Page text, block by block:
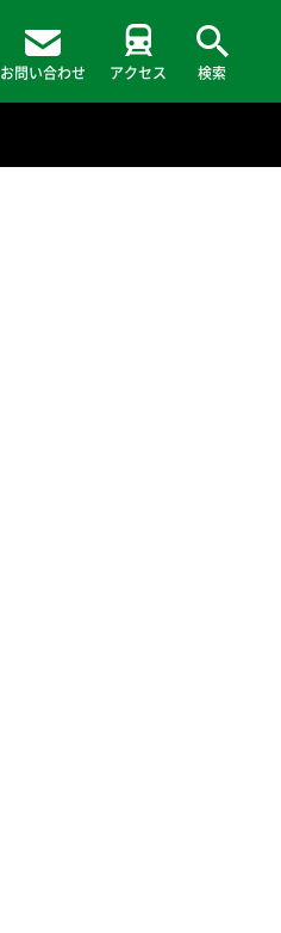
お問い合わせ アクセス 検索